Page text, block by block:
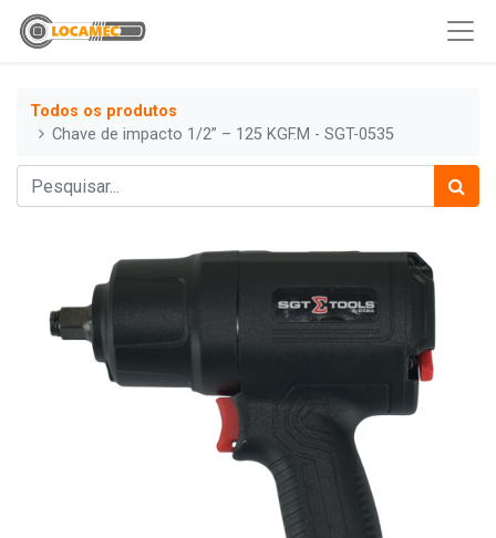
Todos os produtos
Chave de impacto 1/2” – 125 KGF.M - SGT-0535